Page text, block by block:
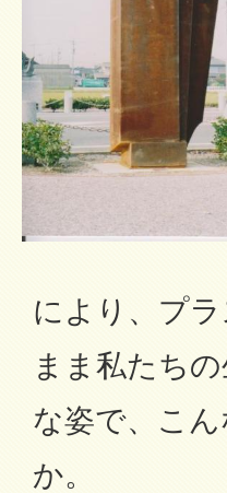
により、プ
まま私たち
な姿で、こ
か。